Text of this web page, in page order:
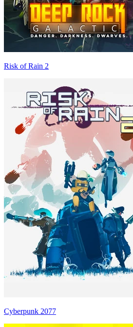
Risk of Rain 2
Cyberpunk 2077